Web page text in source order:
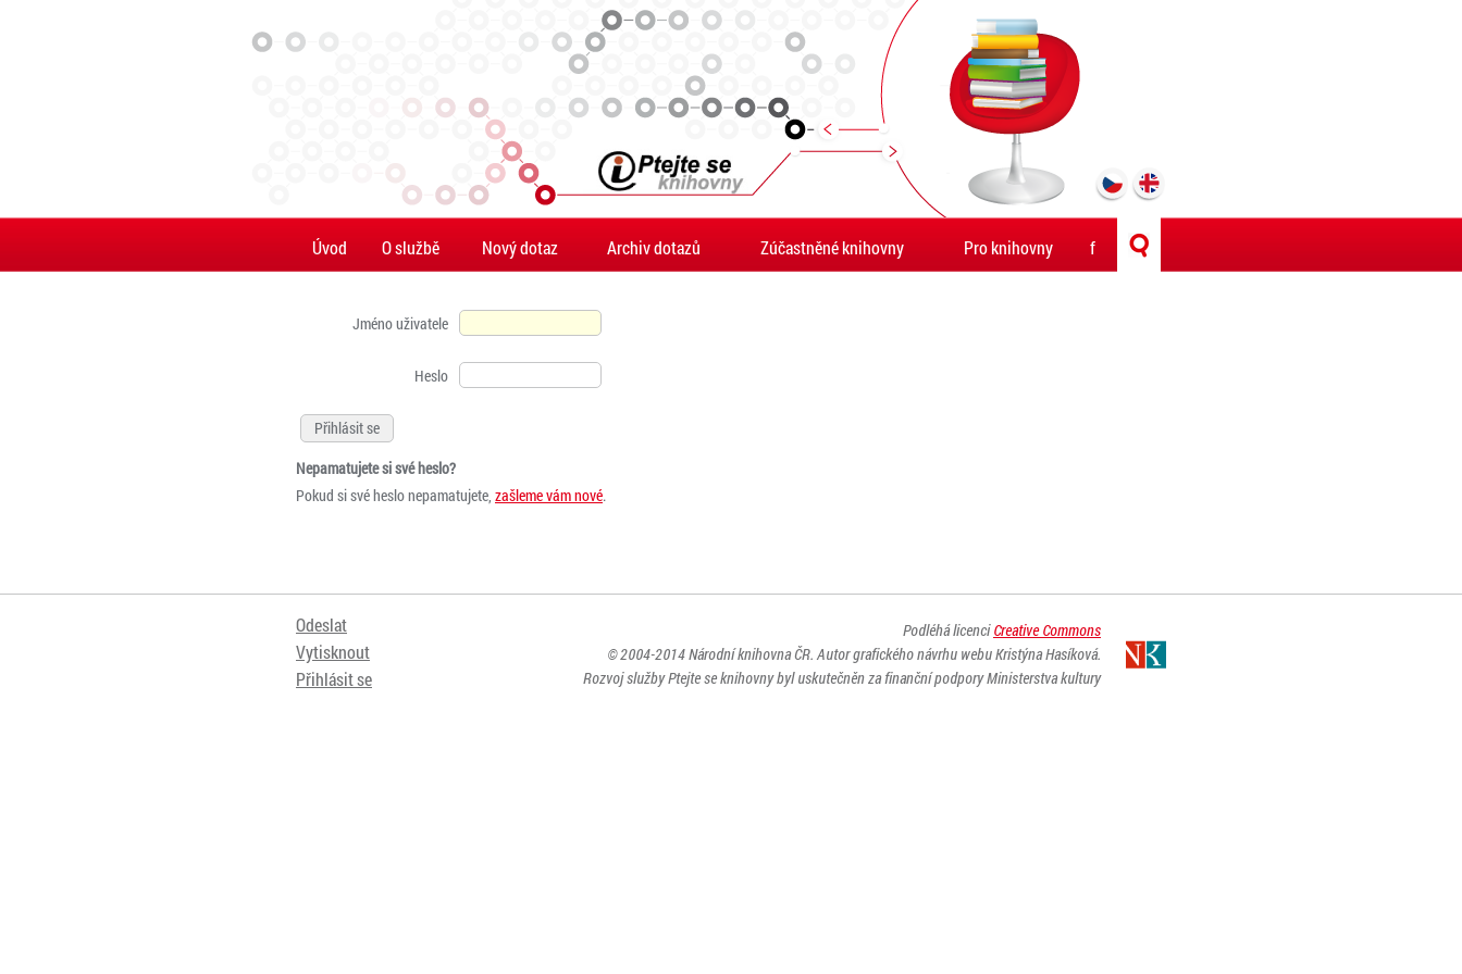
Úvod O službě Nový dotaz Archiv dotazů Zúčastněné knihovny Pro knihovny f
Jméno uživatele
Heslo
Nepamatujete si své heslo?
Pokud si své heslo nepamatujete, zašleme vám nové.
Odeslat
Vytisknout
Přihlásit se
Podléhá licenciCreative Commons
© 2004-2014Národní knihovna ČR. Autor grafického návrhu webu Kristýna Hasíková.
Rozvoj služby Ptejte se knihovny byl uskutečněn za finanční podpory Ministerstva kultury